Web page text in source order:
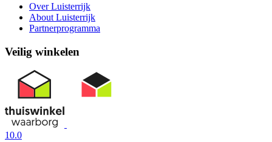
Over Luisterrijk
About Luisterrijk
Partnerprogramma
Veilig winkelen
10.0